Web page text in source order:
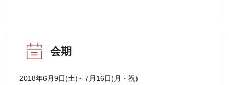
会期
2018年6月9日(土)～7月16日(月・祝)